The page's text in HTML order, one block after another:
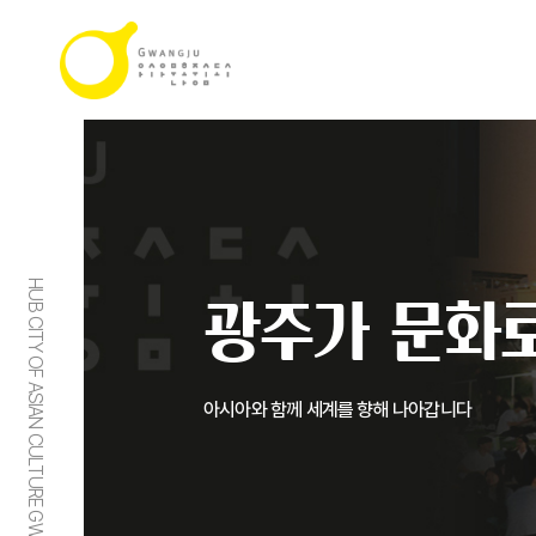
HUB CITY OF ASIAN CULTURE GWANGJU 광주가 문화
아시아와 함께 세계를 향해 나아갑니다